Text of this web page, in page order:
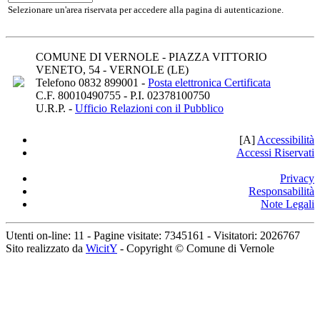
Selezionare un'area riservata per accedere alla pagina di autenticazione.
COMUNE DI VERNOLE - PIAZZA VITTORIO
VENETO, 54 - VERNOLE (LE)
Telefono 0832 899001 - Posta elettronica Certificata
C.F. 80010490755 - P.I. 02378100750
U.R.P. - Ufficio Relazioni con il Pubblico
[A] Accessibilità
Accessi Riservati
Privacy
Responsabilità
Note Legali
Utenti on-line: 11 - Pagine visitate: 7345161 - Visitatori: 2026767
Sito realizzato da WicitY - Copyright © Comune di Vernole